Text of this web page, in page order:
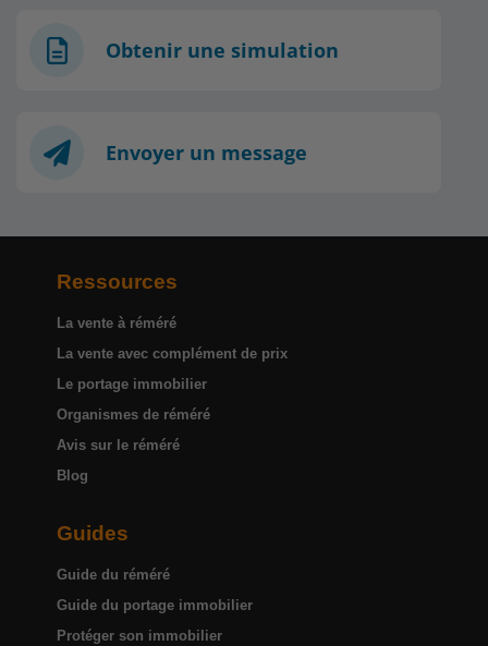
Obtenir une simulation
Envoyer un message
Ressources
La vente à réméré
La vente avec complément de prix
Le portage immobilier
Organismes de réméré
Avis sur le réméré
Blog
Guides
Guide du réméré
Guide du portage immobilier
Protéger son immobilier